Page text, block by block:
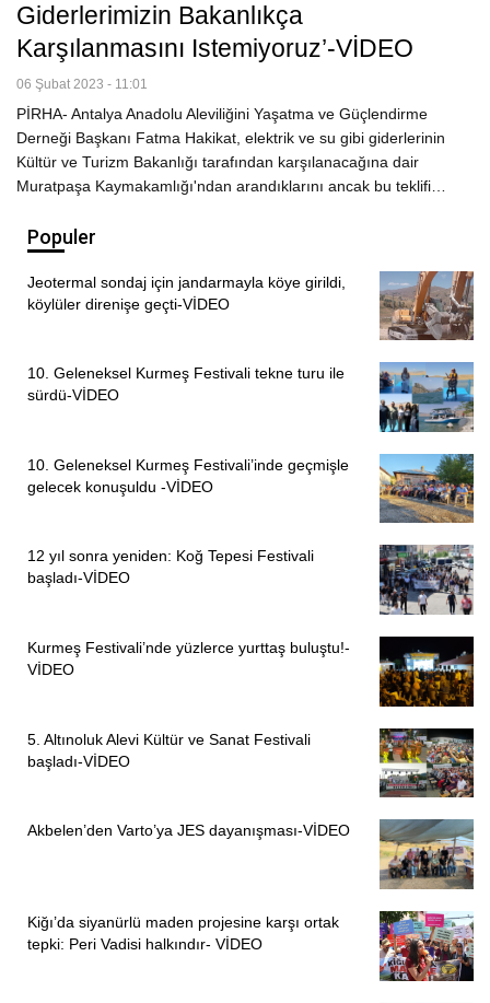
Giderlerimizin Bakanlıkça
Karşılanmasını Istemiyoruz’-VİDEO
06 Şubat 2023 - 11:01
PİRHA- Antalya Anadolu Aleviliğini Yaşatma ve Güçlendirme
Derneği Başkanı Fatma Hakikat, elektrik ve su gibi giderlerinin
Kültür ve Turizm Bakanlığı tarafından karşılanacağına dair
Muratpaşa Kaymakamlığı'ndan arandıklarını ancak bu teklifi…
Populer
Jeotermal sondaj için jandarmayla köye girildi,
köylüler direnişe geçti-VİDEO
10. Geleneksel Kurmeş Festivali tekne turu ile
sürdü-VİDEO
10. Geleneksel Kurmeş Festivali’inde geçmişle
gelecek konuşuldu -VİDEO
12 yıl sonra yeniden: Koğ Tepesi Festivali
başladı-VİDEO
Kurmeş Festivali’nde yüzlerce yurttaş buluştu!-
VİDEO
5. Altınoluk Alevi Kültür ve Sanat Festivali
başladı-VİDEO
Akbelen’den Varto’ya JES dayanışması-VİDEO
Kiğı’da siyanürlü maden projesine karşı ortak
tepki: Peri Vadisi halkındır- VİDEO